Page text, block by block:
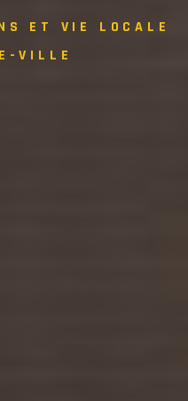
ET VIE LOCALE
VILLE